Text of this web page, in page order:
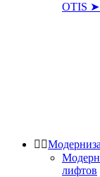
OTIS ➤
 
лифтов